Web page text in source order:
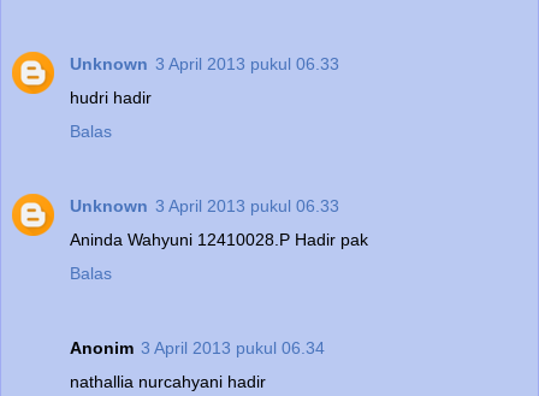
Unknown 3 April 2013 pukul 06.33
hudri hadir
Balas
Unknown 3 April 2013 pukul 06.33
Aninda Wahyuni 12410028.P Hadir pak
Balas
Anonim 3 April 2013 pukul 06.34
nathallia nurcahyani hadir